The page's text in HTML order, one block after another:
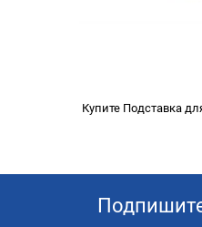
Купите Подставка